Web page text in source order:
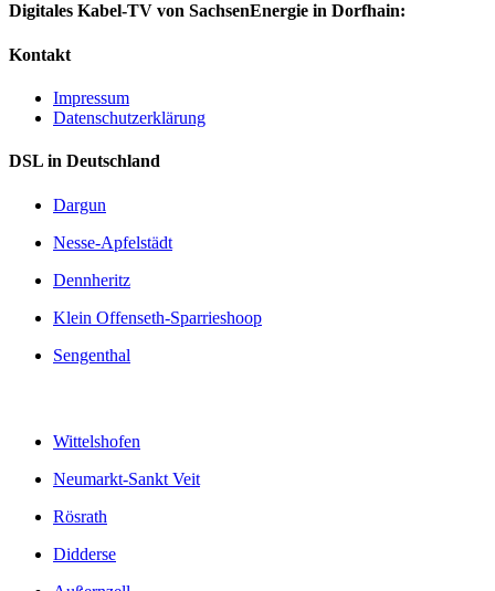
Digitales Kabel-TV von SachsenEnergie in Dorfhain:
Kontakt
Impressum
Datenschutzerklärung
DSL in Deutschland
Dargun
Nesse-Apfelstädt
Dennheritz
Klein Offenseth-Sparrieshoop
Sengenthal
Wittelshofen
Neumarkt-Sankt Veit
Rösrath
Didderse